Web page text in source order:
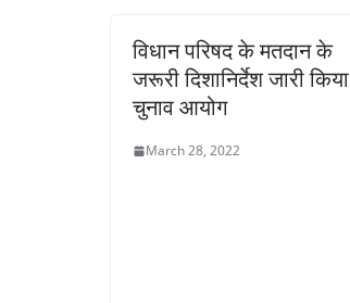
विधान परिषद के मतदान के
जरूरी दिशानिर्देश जारी किया
चुनाव आयोग
March 28, 2022